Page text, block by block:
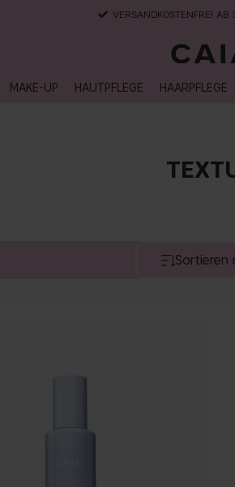
VERSANDKOSTENFREI
MAKE-UP HAUTPFLEGE HAARPFLEGE
Sortieren